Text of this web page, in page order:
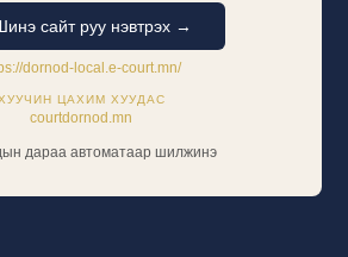
сайт руу нэвтрэх →
dornod-local.e-court.mn/
ЦАХИМ ХУУДАС
courtdornod.mn
дараа автоматаар шилжинэ